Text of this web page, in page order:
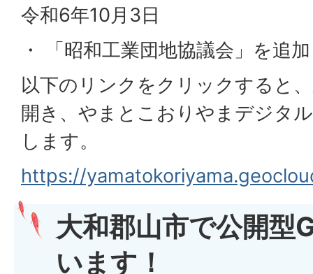
令和6年10月3日
・ 「昭和工業団地協議会」を追
以下のリンクをクリックすると
開き、やまとこおりやまデジタ
します。
https://
大和郡山市で公開型
います！